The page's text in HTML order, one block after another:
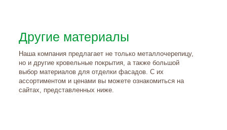
Другие материалы
Наша компания предлагает не только металлочерепицу,
но и другие кровельные покрытия, а также большой
выбор материалов для отделки фасадов. С их
ассортиментом и ценами вы можете ознакомиться на
сайтах, представленных ниже.